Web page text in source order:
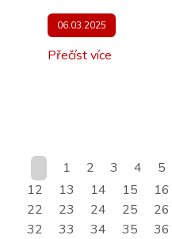
06.03.2025
Přečíst více
1 2 3 4 5
12
13 14 15 16
22
23 24 25 26
32
33 34 35 36